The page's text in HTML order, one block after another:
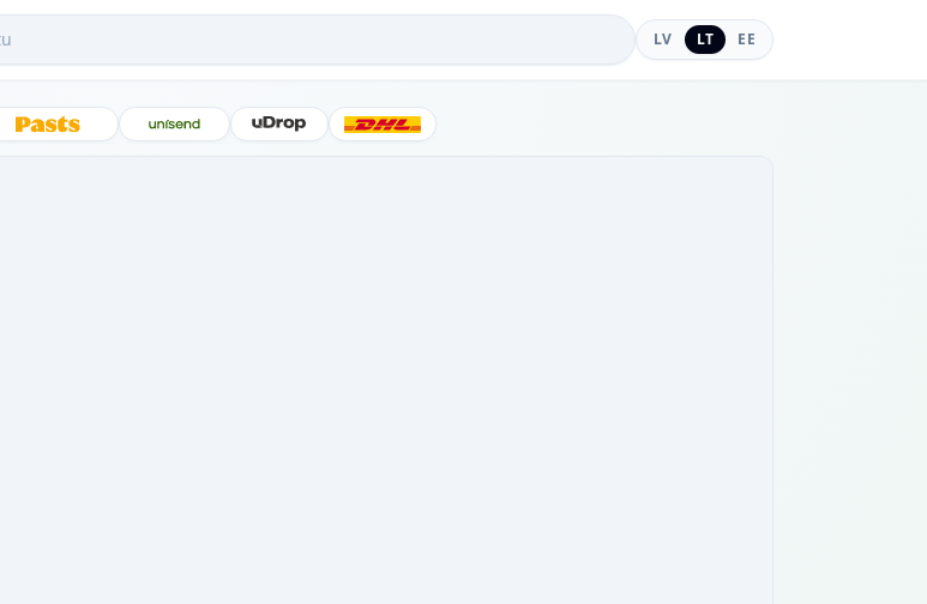
LV LT EE
Latvijas Pasts Unisend uDrop DHL